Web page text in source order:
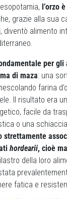
l’orzo
grazie alla sua
diventò alimento
per
di maza: una
farina
Il risultato era
facile da
o una
strettamente
hordearii, cioè
della loro
fatica e